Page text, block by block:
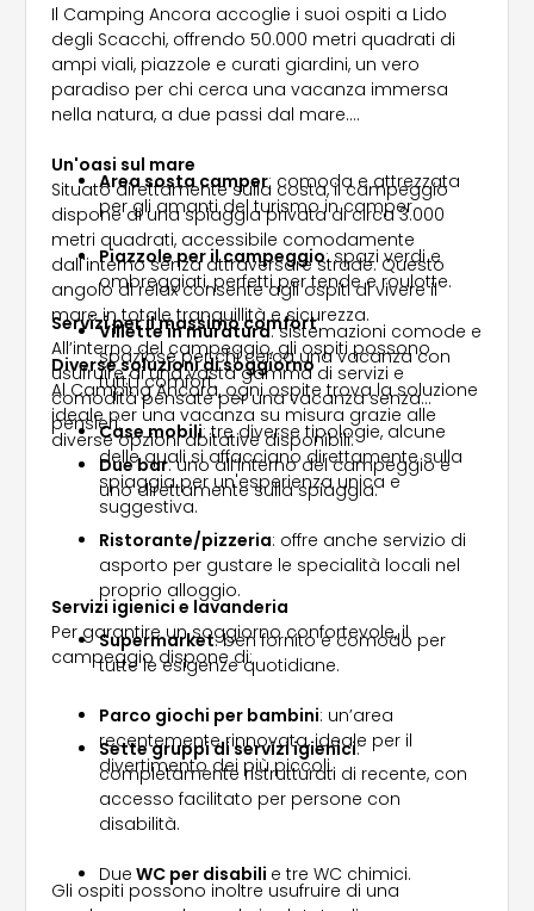
Il Camping Ancora accoglie i suoi ospiti a Lido
degli Scacchi, offrendo 50.000 metri quadrati di
ampi viali, piazzole e curati giardini, un vero
paradiso per chi cerca una vacanza immersa
nella natura, a due passi dal mare.
Un'oasi sul mare
Situato direttamente sulla costa, il campeggio
dispone di una spiaggia privata di circa 3.000
metri quadrati, accessibile comodamente
dall'interno senza attraversare strade. Questo
angolo di relax consente agli ospiti di vivere il
mare in totale tranquillità e sicurezza.
Diverse soluzioni di soggiorno
Al Camping Ancora, ogni ospite trova la soluzione
ideale per una vacanza su misura grazie alle
diverse opzioni abitative disponibili:
Area sosta camper: comoda e attrezzata
per gli amanti del turismo in camper.
Piazzole per il campeggio: spazi verdi e
ombreggiati, perfetti per tende e roulotte.
Villette in muratura: sistemazioni comode e
spaziose per chi cerca una vacanza con
tutti i comfort.
Case mobili: tre diverse tipologie, alcune
delle quali si affacciano direttamente sulla
spiaggia per un'esperienza unica e
suggestiva.
Servizi per il massimo comfort
All’interno del campeggio, gli ospiti possono
usufruire di una vasta gamma di servizi e
comodità pensate per una vacanza senza
pensieri:
Due bar: uno all’interno del campeggio e
uno direttamente sulla spiaggia.
Ristorante/pizzeria: offre anche servizio di
asporto per gustare le specialità locali nel
proprio alloggio.
Supermarket: ben fornito e comodo per
tutte le esigenze quotidiane.
Parco giochi per bambini: un’area
recentemente rinnovata, ideale per il
divertimento dei più piccoli.
Servizi igienici e lavanderia
Per garantire un soggiorno confortevole, il
campeggio dispone di:
Sette gruppi di servizi igienici:
completamente ristrutturati di recente, con
accesso facilitato per persone con
disabilità.
Due WC per disabili e tre WC chimici.
Gli ospiti possono inoltre usufruire di una